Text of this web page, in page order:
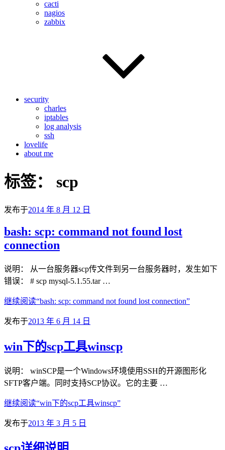
cacti
nagios
zabbix
security
charles
iptables
log analysis
ssh
lovelife
about me
标签： scp
发布于2014 年 8 月 12 日
bash: scp: command not found lost
connection
说明： 从一台服务器scp传文件到另一台服务器时，发生如下
错误： # scp mysql-5.1.55.tar …
继续阅读“bash: scp: command not found lost connection”
发布于2013 年 6 月 14 日
win下的scp工具winscp
说明： winSCP是一个Windows环境使用SSH的开源图形化
SFTP客户端。同时支持SCP协议。它的主要 …
继续阅读“win下的scp工具winscp”
发布于2013 年 3 月 5 日